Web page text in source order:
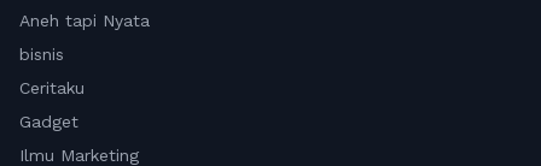
Aneh tapi Nyata
bisnis
Ceritaku
Gadget
Ilmu Marketing